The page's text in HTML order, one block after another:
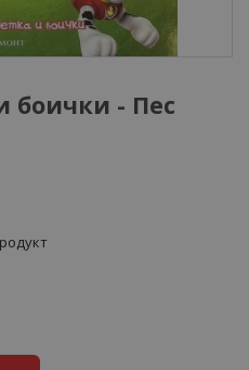
боички - Пес